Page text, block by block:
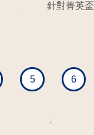
針對菁英
5 6